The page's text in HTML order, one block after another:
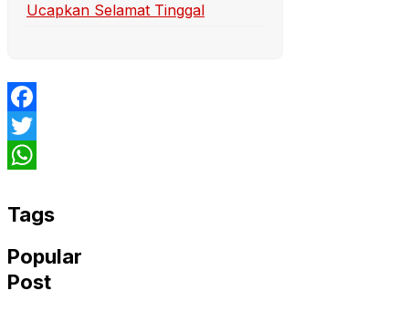
Ucapkan Selamat Tinggal
Facebook
Twitter
Tags
Popular
Post